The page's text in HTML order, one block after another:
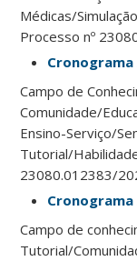
Médicas/
Processo nº
Campo de
Comunidade/
Ensino-Serviço/
Tutorial/
23080.012383/
Campo de
Tutorial/